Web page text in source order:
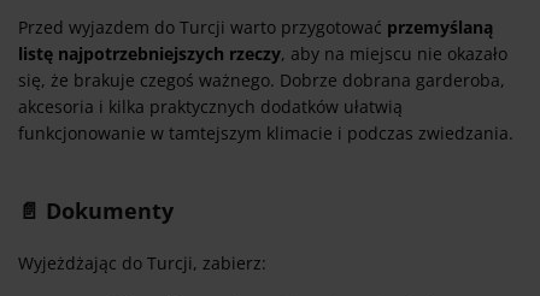
Przed wyjazdem do Turcji warto przygotować przemyślaną
listę najpotrzebniejszych rzeczy, aby na miejscu nie okazało
się, że brakuje czegoś ważnego. Dobrze dobrana garderoba,
akcesoria i kilka praktycznych dodatków ułatwią
funkcjonowanie w tamtejszym klimacie i podczas zwiedzania.
📄 Dokumenty
Wyjeżdżając do Turcji, zabierz: